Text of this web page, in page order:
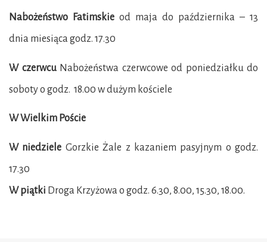
Nabożeństwo Fatimskie od maja do października – 13
dnia miesiąca godz. 17.30
W czerwcuNabożeństwa czerwcowe od poniedziałku do
soboty o godz. 18.00 w dużym kościele
W Wielkim Poście
W niedziele Gorzkie Żale z kazaniem pasyjnym o godz.
17.30
W piątki Droga Krzyżowa o godz. 6.30, 8.00, 15.30, 18.00.